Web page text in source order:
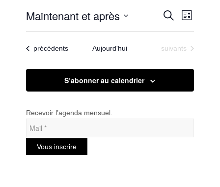
et
vues
Recherche
vues
Liste
Maintenant et après
date.Évènements
précédents Aujourd'hui Évènements
suivants
S’abonner au calendrier
Recevoir l’agenda mensuel.